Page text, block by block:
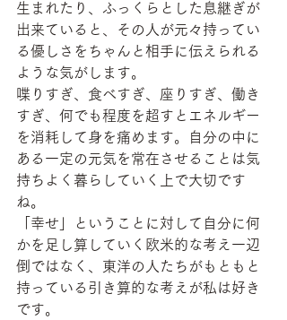
生まれたり、ふっくらとした息継ぎが
出来ていると、その人が元々持ってい
る優しさをちゃんと相手に伝えられる
ような気がします。
喋りすぎ、食べすぎ、座りすぎ、働き
すぎ、何でも程度を超すとエネルギー
を消耗して身を痛めます。自分の中に
ある一定の元気を常在させることは気
持ちよく暮らしていく上で大切です
ね。
「幸せ」ということに対して自分に何
かを足し算していく欧米的な考え一辺
倒ではなく、東洋の人たちがもともと
持っている引き算的な考えが私は好き
です。